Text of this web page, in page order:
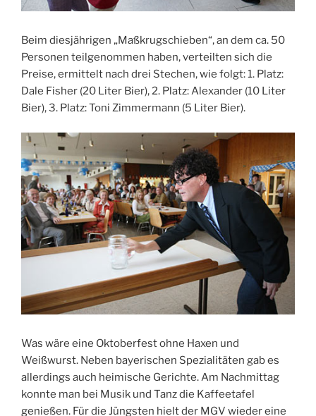
Beim diesjährigen „Maßkrugschieben“, an dem ca. 50
Personen teilgenommen haben, verteilten sich die
Preise, ermittelt nach drei Stechen, wie folgt: 1. Platz:
Dale Fisher (20 Liter Bier), 2. Platz: Alexander (10 Liter
Bier), 3. Platz: Toni Zimmermann (5 Liter Bier).
Was wäre eine Oktoberfest ohne Haxen und
Weißwurst. Neben bayerischen Spezialitäten gab es
allerdings auch heimische Gerichte. Am Nachmittag
konnte man bei Musik und Tanz die Kaffeetafel
genießen. Für die Jüngsten hielt der MGV wieder eine